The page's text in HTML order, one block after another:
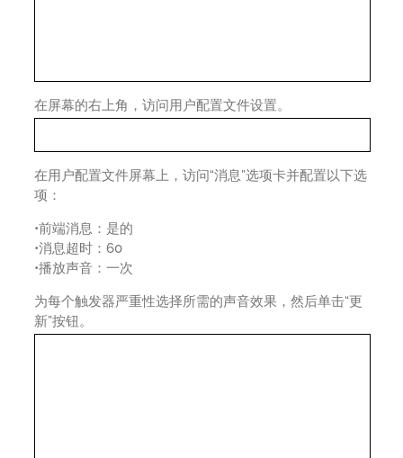
在屏幕的右上角，访问用户配置文件设置。
在用户配置文件屏幕上，访问“消息”选项卡并配置以下选
项：
•前端消息：是的
•消息超时：60
•播放声音：一次
为每个触发器严重性选择所需的声音效果，然后单击“更
新”按钮。